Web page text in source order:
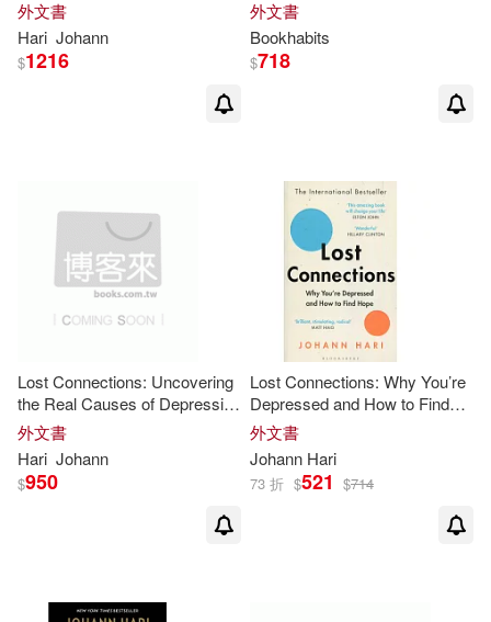
外文書
Hari Johann
$1216
外文書
Bookhabits
$718
Lost Connections: Uncovering
the Real Causes of Depression
- And the Unexpected
Solutions
外文書
Hari Johann
$950
Lost Connections: Why You’re
Depressed and How to Find
Hope
外文書
Johann Hari
73 折 $521 $714